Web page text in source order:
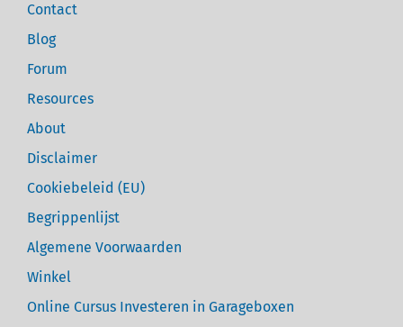
Contact
Blog
Forum
Resources
About
Disclaimer
Cookiebeleid (EU)
Begrippenlijst
Algemene Voorwaarden
Winkel
Online Cursus Investeren in Garageboxen